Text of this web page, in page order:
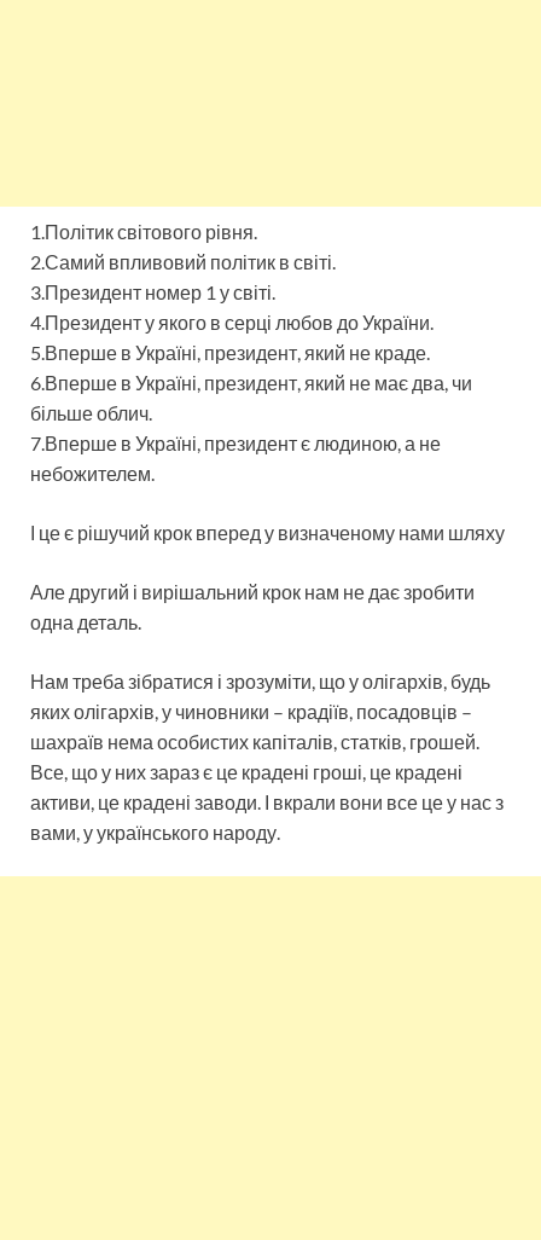
1.Політик світового рівня.
2.Самий впливовий політик в світі.
3.Президент номер 1 у світі.
4.Президент у якого в серці любов до України.
5.Вперше в Україні, президент, який не краде.
6.Вперше в Україні, президент, який не має два, чи
більше облич.
7.Вперше в Україні, президент є людиною, а не
небожителем.
І це є рішучий крок вперед у визначеному нами шляху
Але другий і вирішальний крок нам не дає зробити
одна деталь.
Нам треба зібратися і зрозуміти, що у олігархів, будь
яких олігархів, у чиновники – крадіїв, посадовців –
шахраїв нема особистих капіталів, статків, грошей.
Все, що у них зараз є це крадені гроші, це крадені
активи, це крадені заводи. І вкрали вони все це у нас з
вами, у українського народу.